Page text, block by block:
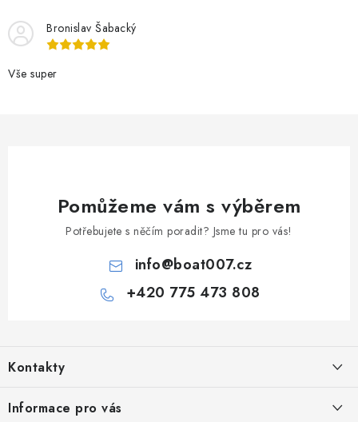
Bronislav Šabacký
Vše super
Pomůžeme vám s výběrem
Potřebujete s něčím poradit? Jsme tu pro vás!
info@boat007.cz
+420 775 473 808
p
a
Kontakty
+420 775 473 808
Informace pro vás